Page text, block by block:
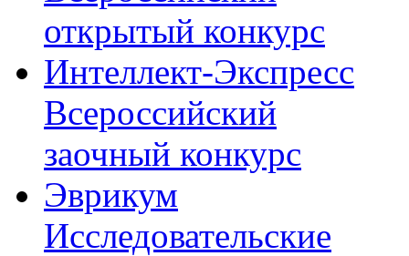
открытый конкурс
Интеллект-Экспресс
Всероссийский
заочный конкурс
Эврикум
Исследовательские